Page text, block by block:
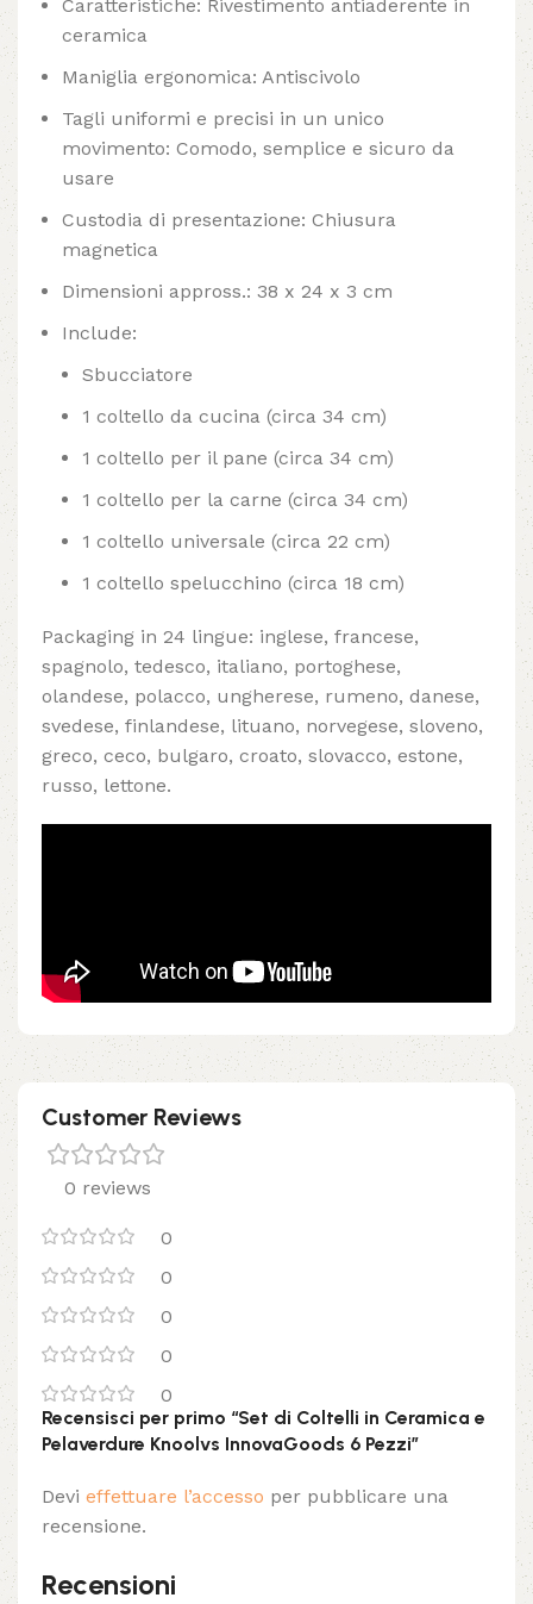
Caratteristiche: Rivestimento antiaderente in
ceramica
Maniglia ergonomica: Antiscivolo
Tagli uniformi e precisi in un unico
movimento: Comodo, semplice e sicuro da
usare
Custodia di presentazione: Chiusura
magnetica
Dimensioni appross.: 38 x 24 x 3 cm
Include:
Sbucciatore
1 coltello da cucina (circa 34 cm)
1 coltello per il pane (circa 34 cm)
1 coltello per la carne (circa 34 cm)
1 coltello universale (circa 22 cm)
1 coltello spelucchino (circa 18 cm)
Packaging in 24 lingue: inglese, francese,
spagnolo, tedesco, italiano, portoghese,
olandese, polacco, ungherese, rumeno, danese,
svedese, finlandese, lituano, norvegese, sloveno,
greco, ceco, bulgaro, croato, slovacco, estone,
russo, lettone.
Customer Reviews
0 reviews
0
0
0
0
0
Recensioni
Recensisci per primo “Set di Coltelli in Ceramica e
Pelaverdure Knoolvs InnovaGoods 6 Pezzi”
Devi effettuare l’accesso per pubblicare una
recensione.